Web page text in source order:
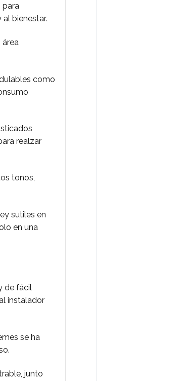
para
bienestar.
área
como
realzar
tonos,
sutiles en
en una
de fácil
instalador
se ha
junto